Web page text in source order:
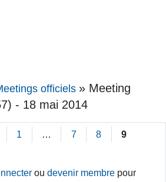
officiels » Meeting
- 18 mai 2014
1 … 7 8
9
oudevenir membre pour